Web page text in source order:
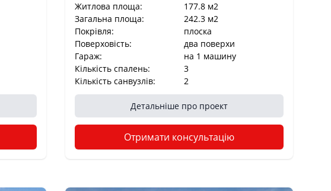
Житлова площа:
177.8 м2
Загальна площа:
242.3 м2
Покрівля:
плоска
Поверховість:
два поверхи
Гараж:
на 1 машину
Кількість спалень:
3
Кількість санвузлів:
2
Детальніше про проект
Отримати консультацію